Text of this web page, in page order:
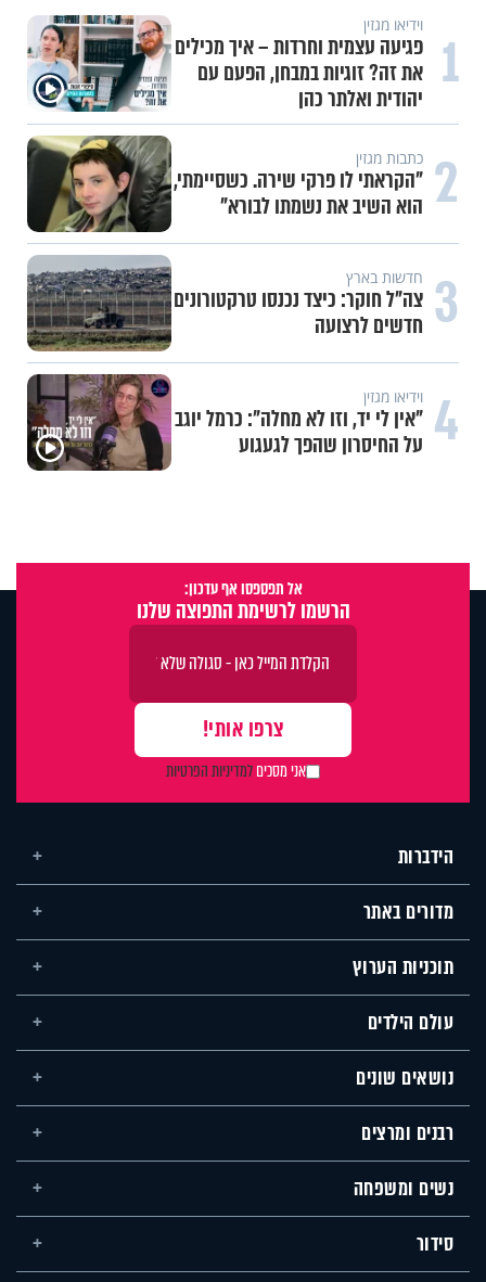
1 וידיאו מגזין
פגיעה עצמית וחרדות – איך מכילים
את זה? זוגיות במבחן, הפעם עם
יהודית ואלתר כהן
2 כתבות מגזין
"הקראתי לו פרקי שירה. כשסיימתי,
הוא השיב את נשמתו לבורא"
3 חדשות בארץ
צה"ל חוקר: כיצד נכנסו טרקטורונים
חדשים לרצועה
4 וידיאו מגזין
"אין לי יד, וזו לא מחלה": כרמל יוגב
על החיסרון שהפך לגעגוע
אל תפספסו אף עדכון:
הרשמו לרשימת התפוצה שלנו
אני מסכיםלמדיניות הפרטיות
הידברות
מדורים באתר
תוכניות הערוץ
עולם הילדים
נושאים שונים
רבנים ומרצים
נשים ומשפחה
סידור